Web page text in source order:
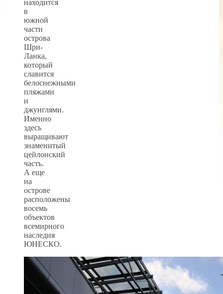
находится
в
южной
части
острова
Шри-
Ланка,
который
славится
белоснежными
пляжами
и
джунглями.
Именно
здесь
выращивают
знаменитый
цейлонский
часть.
А еще
на
острове
расположены
восемь
объектов
всемирного
наследия
ЮНЕСКО.